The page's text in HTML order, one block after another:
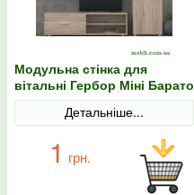
Модульна стінка для
вітальні Гербор Міні Барато
Дуб сонома
Детальніше...
1 грн.